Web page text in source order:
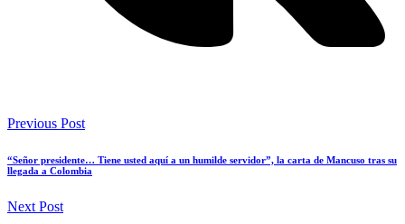
Previous Post
“Señor presidente… Tiene usted aquí a un humilde servidor”, la carta de Mancuso tras su
llegada a Colombia
Next Post